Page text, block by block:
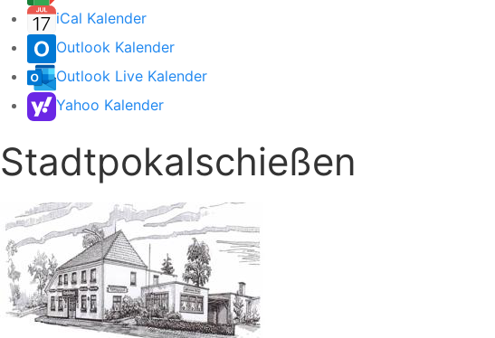
iCal Kalender
Outlook Kalender
Outlook Live Kalender
Yahoo Kalender
Stadtpokalschießen